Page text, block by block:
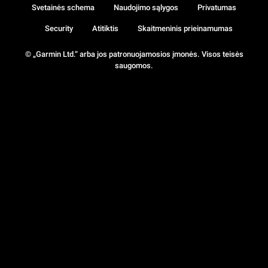
© „Garmin Ltd.“ arba jos patronuojamosios įmonės. Visos teisės
saugomos.
Svetainės schema Naudojimo sąlygos Privatumas
Security Atitiktis Skaitmeninis prieinamumas